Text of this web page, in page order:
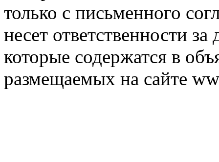
только с письменного
несет ответственности
которые содержатся в
размещаемых на сайте